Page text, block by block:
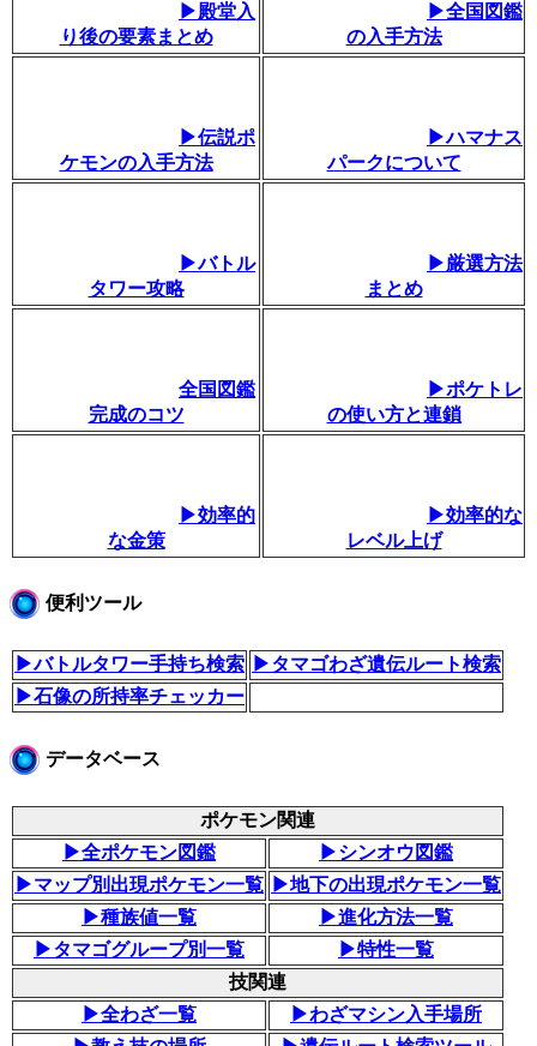
▶殿堂入
り後の要素まとめ
▶全国図鑑
の入手方法
▶伝説ポ
ケモンの入手方法
▶ハマナス
パークについて
▶バトル
タワー攻略
▶厳選方法
まとめ
全国図鑑
完成のコツ
▶ポケトレ
の使い方と連鎖
▶効率的
な金策
▶効率的な
レベル上げ
便利ツール
▶バトルタワー手持ち検索 ▶タマゴわざ遺伝ルート検索
▶石像の所持率チェッカー
データベース
ポケモン関連
▶全ポケモン図鑑
▶シンオウ図鑑
▶マップ別出現ポケモン一覧
▶地下の出現ポケモン一覧
▶種族値一覧
▶進化方法一覧
▶タマゴグループ別一覧
▶特性一覧
技関連
▶全わざ一覧
▶わざマシン入手場所